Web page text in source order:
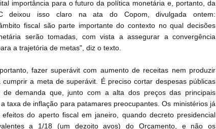
importância para o futuro da política monetária e, portanto, da
deixou isso claro na ata do Copom, divulgada ontem:
fiscal são parte importante do contexto no qual decisões
serão tomadas, com vista a assegurar a convergência
a trajetória de metas", diz o texto.
fazer superávit com aumento de receitas nem produzir
a meta de superávit. É preciso cortar despesas públicas
de demanda que, junto com a alta dos preços das principais
taxa de inflação para patamares preocupantes. Os ministérios já
do aperto fiscal em janeiro, quando decreto presidencial
a 1/18 (um dezoito avos) do Orçamento, e não os